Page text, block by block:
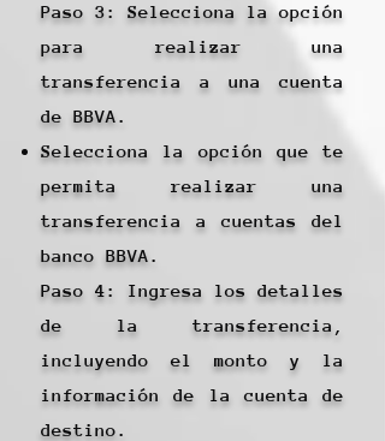
Paso 3: Selecciona la opción
para realizar una
transferencia a una cuenta
de BBVA.
Selecciona la opción que te
permita realizar una
transferencia a cuentas del
banco BBVA.
Paso 4: Ingresa los detalles
de la transferencia,
incluyendo el monto y la
información de la cuenta de
destino.